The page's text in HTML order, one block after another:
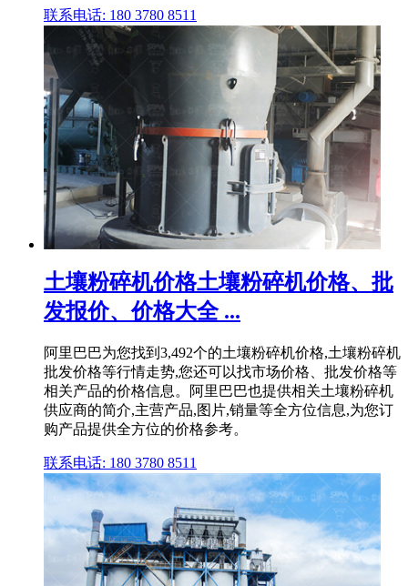
联系电话: 180 3780 8511
土壤粉碎机价格土壤粉碎机价格、批
发报价、价格大全 ...
阿里巴巴为您找到3,492个的土壤粉碎机价格,土壤粉碎机
批发价格等行情走势,您还可以找市场价格、批发价格等
相关产品的价格信息。阿里巴巴也提供相关土壤粉碎机
供应商的简介,主营产品,图片,销量等全方位信息,为您订
购产品提供全方位的价格参考。
联系电话: 180 3780 8511